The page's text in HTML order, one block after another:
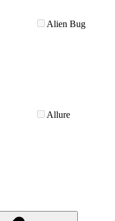
Alien Bug
Allure